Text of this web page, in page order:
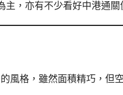
主，亦有不少看好中港通關
風格，雖然面積精巧，但